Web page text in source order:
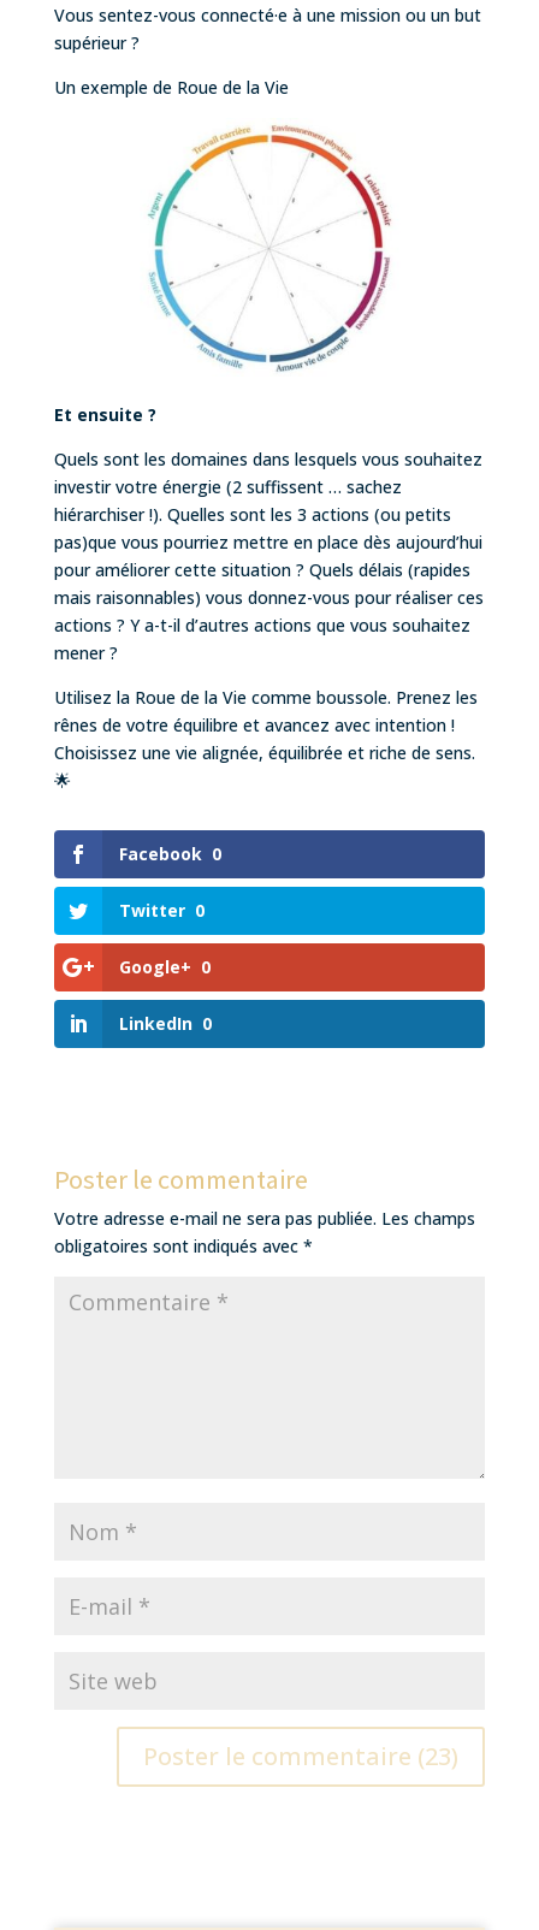
Vous sentez-vous connecté·e à une mission ou un but
supérieur ?
Un exemple de Roue de la Vie
Et ensuite ?
Quels sont les domaines dans lesquels vous souhaitez
investir votre énergie (2 suffissent … sachez
hiérarchiser !). Quelles sont les 3 actions (ou petits
pas)que vous pourriez mettre en place dès aujourd’hui
pour améliorer cette situation ? Quels délais (rapides
mais raisonnables) vous donnez-vous pour réaliser ces
actions ? Y a-t-il d’autres actions que vous souhaitez
mener ?
Utilisez la Roue de la Vie comme boussole. Prenez les
rênes de votre équilibre et avancez avec intention !
Choisissez une vie alignée, équilibrée et riche de sens.
🌟
Facebook 0
Twitter 0
Google+ 0
LinkedIn 0
Poster le commentaire
Votre adresse e-mail ne sera pas publiée. Les champs
obligatoires sont indiqués avec *